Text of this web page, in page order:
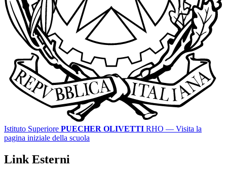
Istituto Superiore PUECHER OLIVETTI RHO — Visita la
pagina iniziale della scuola
Link Esterni